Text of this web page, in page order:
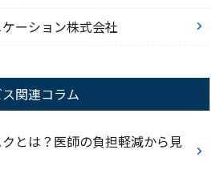
ーション株式会社
関連コラム
とは？医師の負担軽減から見